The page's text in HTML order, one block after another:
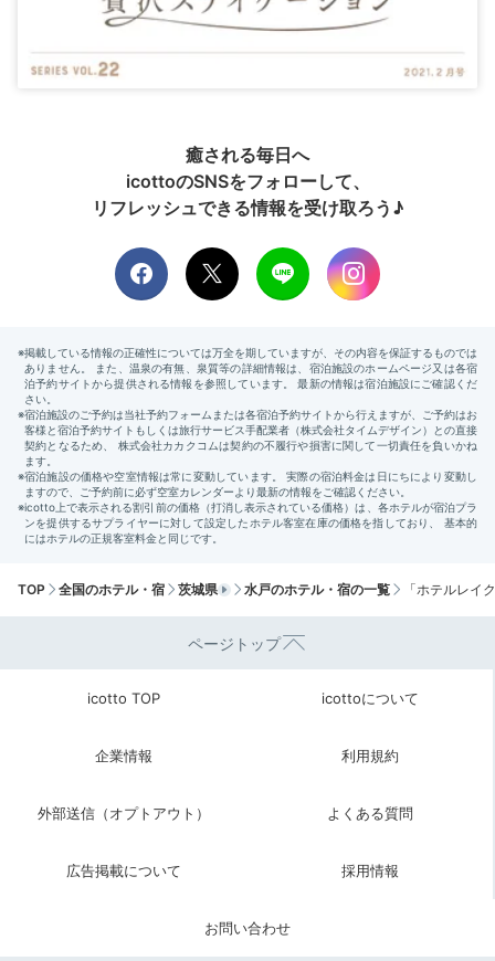
癒される毎日へ
icottoのSNSをフォローして、
リフレッシュできる情報を受け取ろう♪
TOP 全国のホテル・宿 茨城県 水戸のホテル・宿の一覧 「ホテルレイ
ページトップ
icotto TOP icottoについて
企業情報 利用規約
外部送信（オプトアウト） よくある質問
広告掲載について 採用情報
お問い合わせ